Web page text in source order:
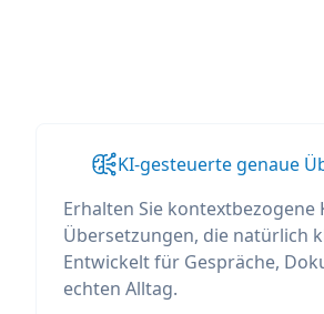
KI-gesteuerte genaue
Erhalten Sie kontextbezogene
Übersetzungen, die natürlich
Entwickelt für Gespräche,
echten Alltag.